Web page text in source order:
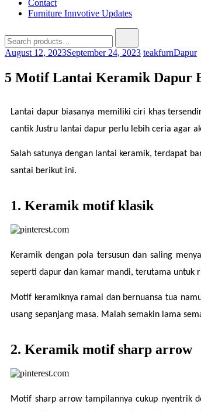
Contact
Furniture Innvotive Updates
August 12, 2023September 24, 2023 teakfurnDapur
5 Motif Lantai Keramik Dapur
Lantai dapur biasanya memiliki ciri khas
cantik Justru lantai dapur perlu lebih ceria agar
Salah satunya dengan lantai keramik, terdapat
santai berikut ini.
1. Keramik motif klasik
Keramik dengan pola tersusun dan saling
seperti dapur dan kamar mandi, terutama untuk
Motif keramiknya ramai dan bernuansa tua
usang sepanjang masa. Malah semakin lama
2. Keramik motif sharp arrow
Motif sharp arrow tampilannya cukup nyentrik